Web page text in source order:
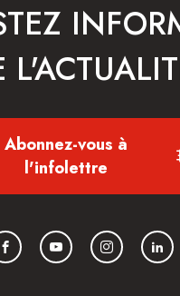
Abonnez-vous à
l'infolettre
FacebookYouTubeInstagram